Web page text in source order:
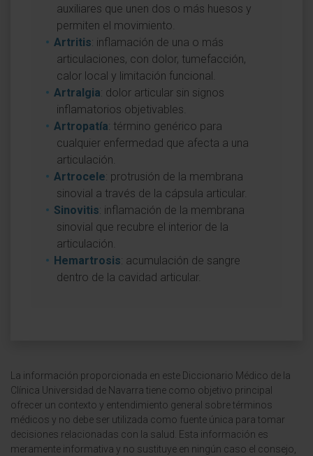
auxiliares que unen dos o más huesos y
permiten el movimiento.
Artritis: inflamación de una o más
articulaciones, con dolor, tumefacción,
calor local y limitación funcional.
Artralgia: dolor articular sin signos
inflamatorios objetivables.
Artropatía: término genérico para
cualquier enfermedad que afecta a una
articulación.
Artrocele: protrusión de la membrana
sinovial a través de la cápsula articular.
Sinovitis: inflamación de la membrana
sinovial que recubre el interior de la
articulación.
Hemartrosis: acumulación de sangre
dentro de la cavidad articular.
La información proporcionada en este Diccionario Médico de la
Clínica Universidad de Navarra tiene como objetivo principal
ofrecer un contexto y entendimiento general sobre términos
médicos y no debe ser utilizada como fuente única para tomar
decisiones relacionadas con la salud. Esta información es
meramente informativa y no sustituye en ningún caso el consejo,